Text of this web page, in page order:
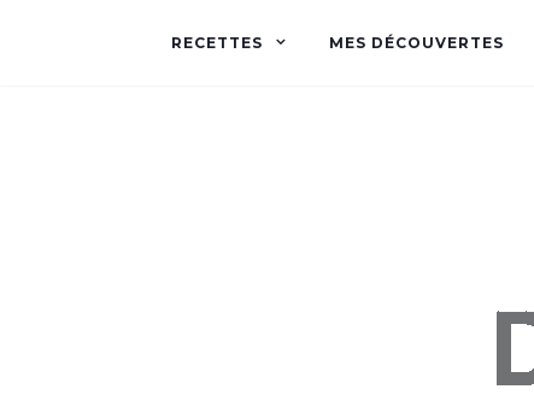
RECETTES MES DÉCOUVERTES